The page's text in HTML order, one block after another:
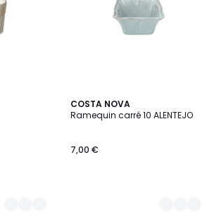
COSTA NOVA
Ramequin carré 10 ALENTEJO
7,00 €
2
Couleurs